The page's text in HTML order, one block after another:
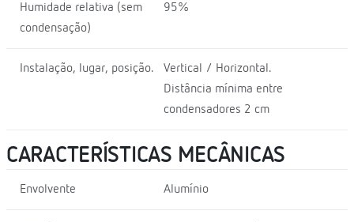
Humidade relativa (sem
condensação)
95%
Instalação, lugar, posição.
Vertical / Horizontal.
Distância mínima entre
condensadores 2 cm
CARACTERÍSTICAS MECÂNICAS
Envolvente Alumínio